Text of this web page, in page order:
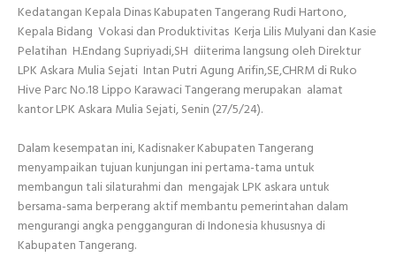
Kedatangan Kepala Dinas Kabupaten Tangerang Rudi Hartono,
Kepala Bidang Vokasi dan Produktivitas Kerja Lilis Mulyani dan Kasie
Pelatihan H.Endang Supriyadi,SH diiterima langsung oleh Direktur
LPK Askara Mulia Sejati Intan Putri Agung Arifin,SE,CHRM di Ruko
Hive Parc No.18 Lippo Karawaci Tangerang merupakan alamat
kantor LPK Askara Mulia Sejati, Senin (27/5/24).
Dalam kesempatan ini, Kadisnaker Kabupaten Tangerang
menyampaikan tujuan kunjungan ini pertama-tama untuk
membangun tali silaturahmi dan mengajak LPK askara untuk
bersama-sama berperang aktif membantu pemerintahan dalam
mengurangi angka pengganguran di Indonesia khususnya di
Kabupaten Tangerang.